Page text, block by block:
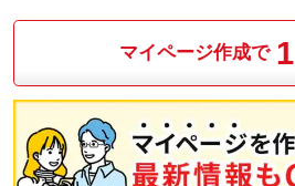
マイページ作成で 1